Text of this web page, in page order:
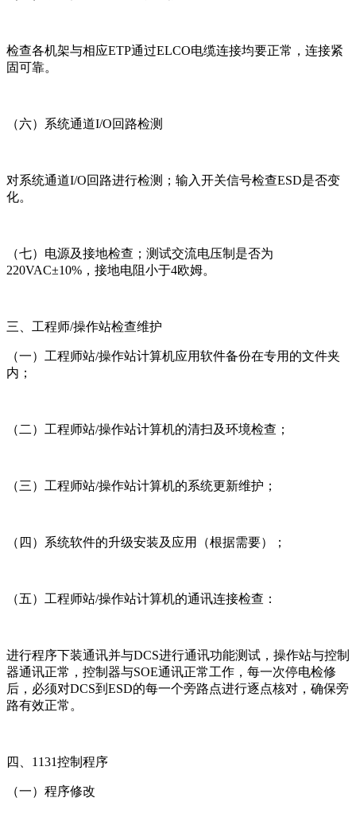
检查各机架与相应ETP通过ELCO电缆连接均要正常，连接紧
固可靠。
（六）系统通道I/O回路检测
对系统通道I/O回路进行检测；输入开关信号检查ESD是否变
化。
（七）电源及接地检查；测试交流电压制是否为
220VAC±10%，接地电阻小于4欧姆。
三、工程师/操作站检查维护
（一）工程师站/操作站计算机应用软件备份在专用的文件夹
内；
（二）工程师站/操作站计算机的清扫及环境检查；
（三）工程师站/操作站计算机的系统更新维护；
（四）系统软件的升级安装及应用（根据需要）；
（五）工程师站/操作站计算机的通讯连接检查：
进行程序下装通讯并与DCS进行通讯功能测试，操作站与控制
器通讯正常，控制器与SOE通讯正常工作，每一次停电检修
后，必须对DCS到ESD的每一个旁路点进行逐点核对，确保旁
路有效正常。
四、1131控制程序
（一）程序修改